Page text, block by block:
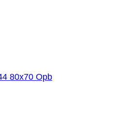
80x70 Opb